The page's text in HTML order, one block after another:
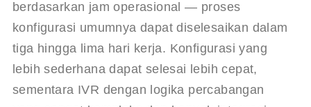
berdasarkan jam operasional — proses
konfigurasi umumnya dapat diselesaikan dalam
tiga hingga lima hari kerja. Konfigurasi yang
lebih sederhana dapat selesai lebih cepat,
sementara IVR dengan logika percabangan